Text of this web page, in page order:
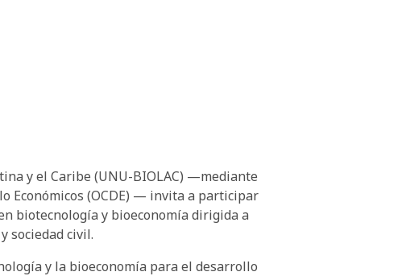
y el Caribe (UNU-BIOLAC) —mediante
Económicos (OCDE) — invita a participar
biotecnología y bioeconomía dirigida a
sociedad civil.
y la bioeconomía para el desarrollo